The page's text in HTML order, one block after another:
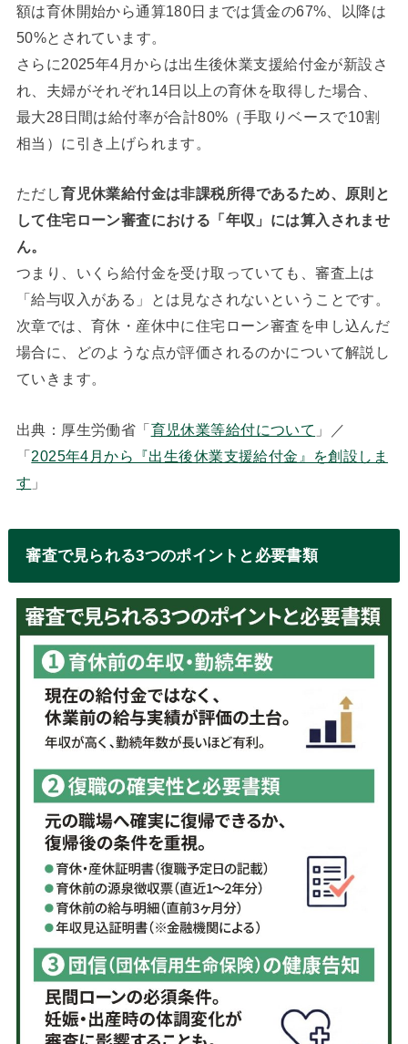
額は育休開始から通算180日までは賃金の67%、以降は
50%とされています。
さらに2025年4月からは出生後休業支援給付金が新設さ
れ、夫婦がそれぞれ14日以上の育休を取得した場合、
最大28日間は給付率が合計80%（手取りベースで10割
相当）に引き上げられます。
ただし育児休業給付金は非課税所得であるため、原則と
して住宅ローン審査における「年収」には算入されませ
ん。
つまり、いくら給付金を受け取っていても、審査上は
「給与収入がある」とは見なされないということです。
次章では、育休・産休中に住宅ローン審査を申し込んだ
場合に、どのような点が評価されるのかについて解説し
ていきます。
出典：厚生労働省「育児休業等給付について 」／
「2025年4月から『出生後休業支援給付金』を創設しま
す 」
審査で見られる3つのポイントと必要書類